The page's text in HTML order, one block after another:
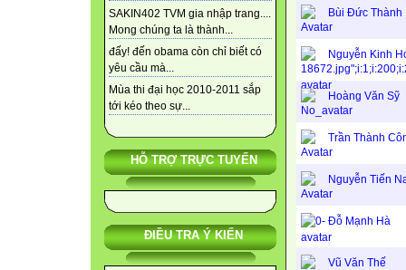
SAKIN402 TVM gia nhập trang....
Mong chúng ta là thành...
đấy! đến obama còn chỉ biết có
yêu cầu mà...
Mùa thi đại học 2010-2011 sắp
tới kéo theo sự...
HỖ TRỢ TRỰC TUYẾN
ĐIỀU TRA Ý KIẾN
Bùi Đức Thành
Nguyễn Kinh
Hoàng Văn Sỹ
Trần Thành
Nguyễn Tiến
Đỗ Mạnh Hà
Vũ Văn Thế